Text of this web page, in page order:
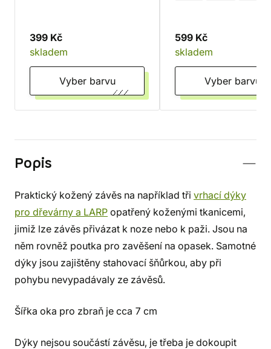
399 Kč
skladem
Vyber barvu
599 Kč
skladem
Vyber barvu
Popis
Praktický kožený závěs na například tři vrhací dýky
pro dřevárny a LARP opatřený koženými tkanicemi,
jimiž lze závěs přivázat k noze nebo k paži. Jsou na
něm rovněž poutka pro zavěšení na opasek. Samotné
dýky jsou zajištěny stahovací šňůrkou, aby při
pohybu nevypadávaly ze závěsů.
Šířka oka pro zbraň je cca 7 cm
Dýky nejsou součástí závěsu, je třeba je dokoupit